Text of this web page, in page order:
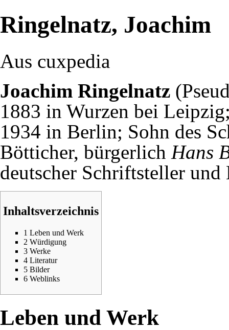
Ringelnatz, Joachim
Aus cuxpedia
Joachim Ringelnatz
1883 in Wurzen bei
1934 in Berlin; Sohn des
Bötticher, bürgerlich Hans
deutscher Schriftsteller und
Inhaltsverzeichnis
1 Leben und Werk
2 Würdigung
3 Werke
4 Literatur
5 Bilder
6 Weblinks
Leben und Werk